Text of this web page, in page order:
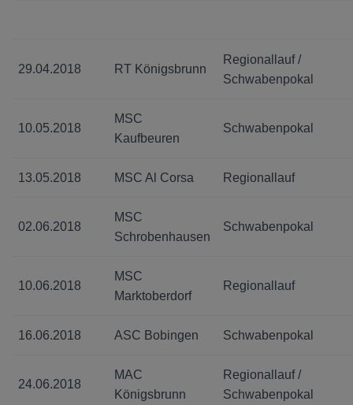
29.04.2018 RT Königsbrunn
Regionallauf /
Schwabenpokal
10.05.2018
MSC
Kaufbeuren
Schwabenpokal
13.05.2018 MSC Al Corsa Regionallauf
02.06.2018
MSC
Schrobenhausen
Schwabenpokal
10.06.2018
MSC
Marktoberdorf
Regionallauf
16.06.2018 ASC Bobingen Schwabenpokal
24.06.2018
MAC
Königsbrunn
Regionallauf /
Schwabenpokal